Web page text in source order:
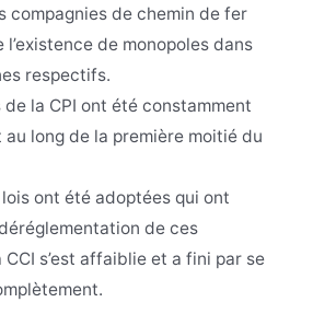
compagnies de chemin de fer
de monopoles dans
respectifs.
de la CPI ont été constamment
long de la première moitié du
ont été adoptées qui ont
de ces
s’est affaiblie et a fini par se